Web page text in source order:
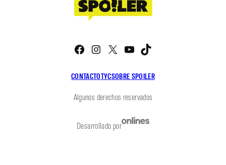
CONTACTOTYCSOBRE SPOILER
Facebook
Instagram
X YouTube
Algunos derechos reservados
Desarrollado por